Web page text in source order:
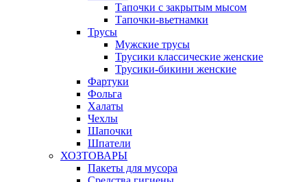
Тапочки с закрытым мысом
Тапочки-вьетнамки
Трусы
Мужские трусы
Трусики классические женские
Трусики-бикини женские
Фартуки
Фольга
Халаты
Чехлы
Шапочки
Шпатели
ХОЗТОВАРЫ
Пакеты для мусора